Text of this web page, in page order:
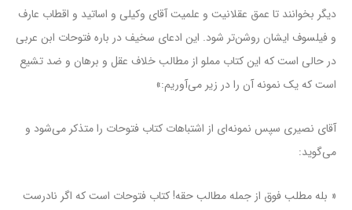
دیگر بخوانند تا عمق عقلانیت و علمیت آقای وکیلی و اساتید و اقطاب عارف
و فیلسوف ایشان روشن‌تر شود. این ادعای سخیف در باره فتوحات ابن عربی
در حالی است که این کتاب مملو از مطالب خلاف عقل و برهان و ضد تشیع
است که یک نمونه آن را در زیر می‌آوریم:»
آقای نصیری سپس نمونه‌ای از اشتباهات کتاب فتوحات را متذکر می‌شود و
می‌گوید:
« بله مطلب فوق از جمله مطالب حقه! کتاب فتوحات است که اگر نادرست